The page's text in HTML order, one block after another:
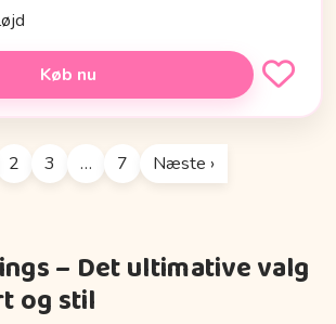
Køb nu
2 3 … 7 Næste ›
– Det ultimative valg
og stil